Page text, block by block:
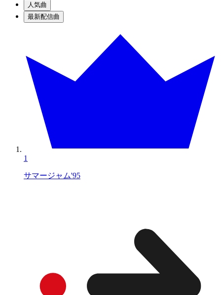
人気曲
最新配信曲
1
サマージャム'95